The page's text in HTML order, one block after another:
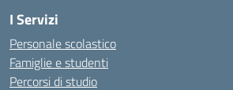
I Servizi
Personale scolastico
Famiglie e studenti
Percorsi di studio